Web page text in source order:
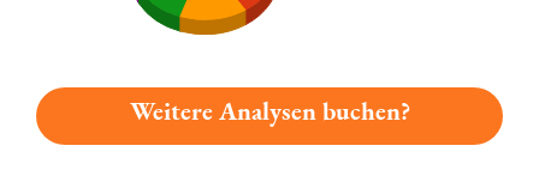
Weitere Analysen buchen?